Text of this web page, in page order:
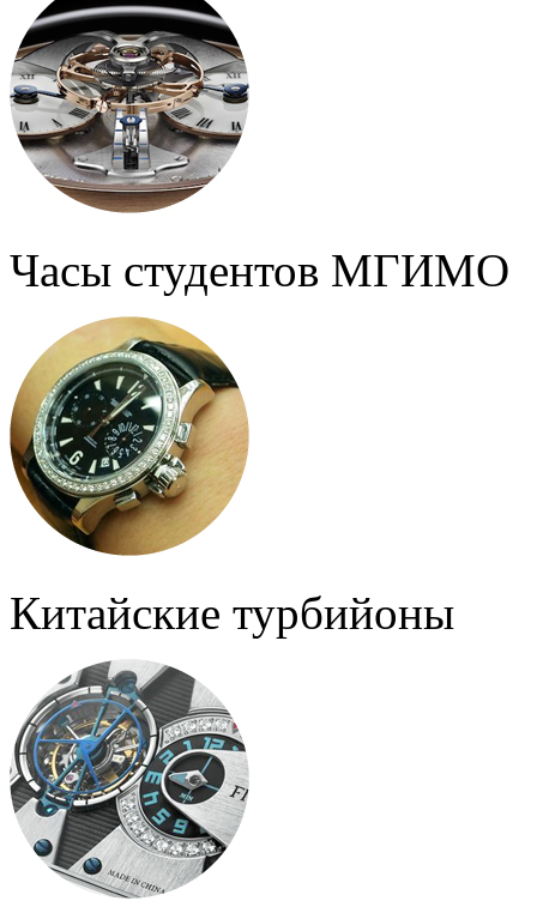
Часы студентов МГИМО
Китайские турбийоны